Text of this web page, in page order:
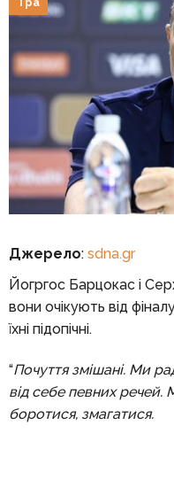
Джерело: sdna.gr
Йогргос Барцокас і
вони очікують від
їхні підопічні.
“Почуття змішані. Ми
від себе певних
боротися, змагатися.